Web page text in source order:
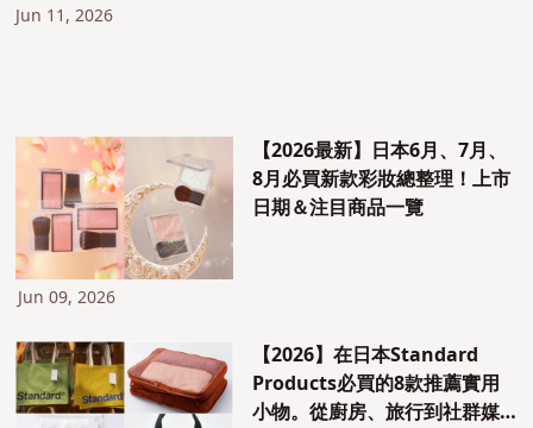
Jun 11, 2026
【2026最新】日本6月、7月、
8月必買新款彩妝總整理！上市
日期＆注目商品一覽
Jun 09, 2026
【2026】在日本Standard
Products必買的8款推薦實用
小物。從廚房、旅行到社群媒